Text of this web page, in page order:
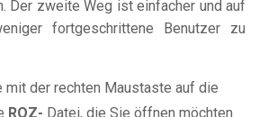
Der zweite Weg ist einfacher und auf
fortgeschrittene Benutzer zu
mit der rechten Maustaste auf die
ROZ- Datei, die Sie öffnen möchten